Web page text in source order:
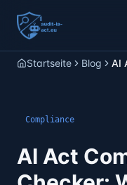
Startseite Blog AI
Compliance
AI Act